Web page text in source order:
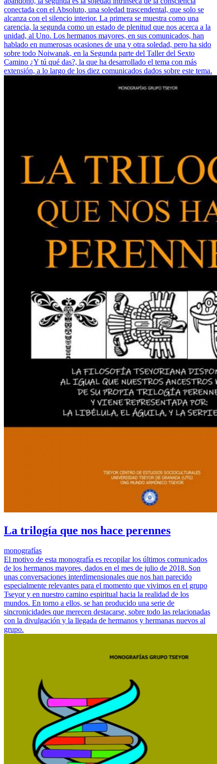
conectada con el Absoluto, una soledad trascendental, que solo se
alcanza con el silencio interior. La primera se muestra como una
carencia, la segunda como un estado de plenitud que nos acerca a la
unidad, al Uno. Los hermanos mayores, en sus comunicados, han
hablado en numerosas ocasiones de una y otra soledad, pero ha sido
sobre todo Noiwanak, en la Segunda parte del Taller del Sexto
Camino ¿Y tú qué das?, la que ha desarrollado el tema con más
extensión, a lo largo de los diez comunicados dados sobre este tema.
La trilogía que nos hace perennes
monografías
El motivo de esta monografía es recopilar los últimos comunicados
de los hermanos mayores, dados en el mes de julio de 2018. Son
unas conversaciones interdimensionales que nos han parecido
especialmente relevantes para el momento que vivimos en el grupo
Tseyor y en nuestro camino espiritual hacia la realidad de los
mundos. En torno a ellos, se han producido una serie de
sincronicidades que merecen destacarse, sobre todo las relacionadas
con la divulgación y la llegada de hermanos y hermanas nuevos al
grupo.